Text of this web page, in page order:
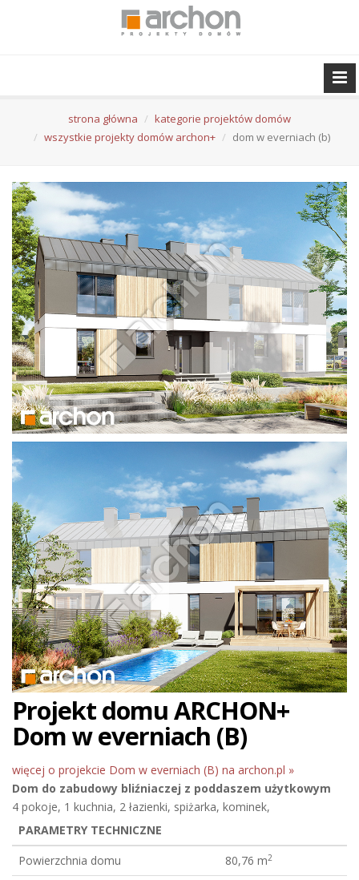
strona główna
kategorie projektów domów
wszystkie projekty domów archon+
dom w everniach (b)
Projekt domu ARCHON+
Dom w everniach (B)
więcej o projekcie Dom w everniach (B) na archon.pl »
Dom do zabudowy bliźniaczej z poddaszem użytkowym
4 pokoje, 1 kuchnia, 2 łazienki, spiżarka, kominek,
PARAMETRY TECHNICZNE
Powierzchnia domu
80,76 m2